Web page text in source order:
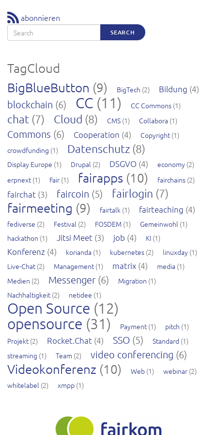
abonnieren
Search SEARCH
TagCloud
BigBlueButton (9) BigTech (2) Bildung (4)
blockchain (6) CC (11) CC Commons (1)
chat (7) Cloud (8) CMS (1) Collabora (1)
Commons (6) Cooperation (4) Copyright(1)
crowdfunding (1) Datenschutz (8)
Display Europe (1) Drupal (2) DSGVO (4) economy (2)
erpnext(1) Fair (1) fairapps (10) fairchains (2)
fairchat (3) faircoin (5) fairlogin (7)
fairmeeting (9) fairtalk (1) fairteaching (4)
fediverse (2) Festival (2) FOSDEM (1) Gemeinwohl (1)
hackathon (1) Jitsi Meet (3) job (4) KI (1)
Konferenz (4) korianda (1) kubernetes (2) linuxday (1)
Live-Chat(2) Management(1) matrix (4) media (1)
Medien (2) Messenger (6) Migration (1)
Nachhaltigkeit(2) netidee (1)
Open Source (12)
opensource (31) Payment(1) pitch (1)
Projekt(2) Rocket.Chat (4) SSO (5) Standard (1)
streaming (1) Team (2) video conferencing (6)
Videokonferenz (10) Web (1) webinar (2)
whitelabel (2) xmpp (1)